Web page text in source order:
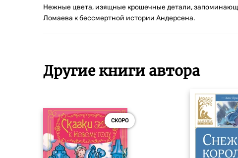
Нежные цвета, изящные крошечные детали,
Ломаева к бессмертной истории Андерсена.
Другие книги автора
СКОРО